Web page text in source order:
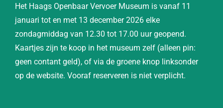
Het Haags Openbaar Vervoer Museum is vanaf 11
januari tot en met 13 december 2026 elke
zondagmiddag van 12.30 tot 17.00 uur geopend.
Kaartjes zijn te koop in het museum zelf (alleen pin:
geen contant geld), of via de groene knop linksonder
op de website. Vooraf reserveren is niet verplicht.